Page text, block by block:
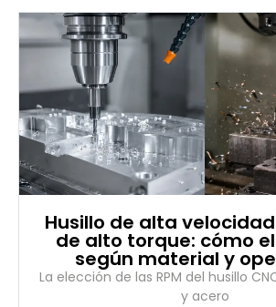
Husillo de alta
de alto torque: cómo
según material y
La elección de las RPM del husillo
y acero